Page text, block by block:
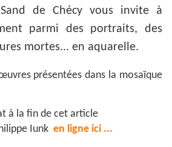
de Chécy vous invite à
parmi des portraits, des
mortes... en aquarelle.
présentées dans la mosaïque
à la fin de cet article
Iunk en ligne ici ...